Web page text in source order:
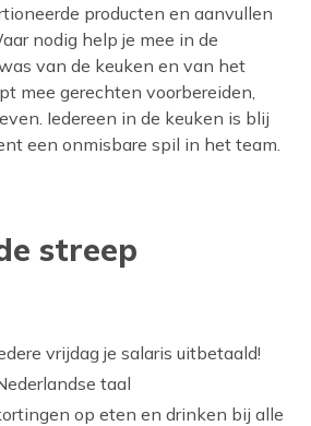
producten en aanvullen
nodig help je mee in de
van de keuken en van het
mee gerechten voorbereiden,
Iedereen in de keuken is blij
een onmisbare spil in het team.
streep
vrijdag je salaris uitbetaald!
taal
op eten en drinken bij alle